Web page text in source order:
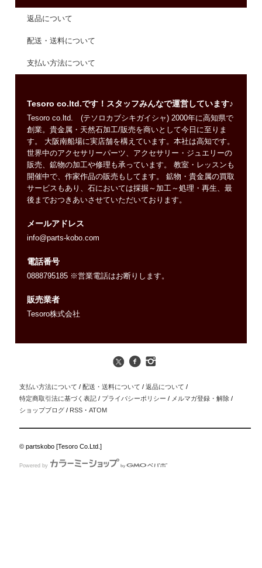
返品について
配送・送料について
支払い方法について
Tesoro co.ltd.です！スタッフみんなで運営しています♪
Tesoro co.ltd. (テソロカブシキガイシャ) 2000年に高知県で
創業。貴金属・天然石加工/販売を商いとして今日に至りま
す。 大阪南船場に実店舗を構えています。本社は高知です。
世界中のアクセサリーパーツ、アクセサリー・ジュエリーの
販売、鉱物の加工や修理も承っています。 教室・レッスンも
開催中で、作家作品の販売もしてます。 鉱物・貴金属の買取
サービスもあり、石においては採掘～加工～処理・再生、最
後までおつきあいさせていただいております。
メールアドレス
info@parts-kobo.com
電話番号
0888795185 ※営業電話はお断りします。
販売業者
Tesoro株式会社
支払い方法について / 配送・送料について / 返品について /
特定商取引法に基づく表記 / プライバシーポリシー / メルマガ登録・解除 /
ショップブログ / RSS ・ATOM
© partskobo [Tesoro Co.Ltd.]
Powered by